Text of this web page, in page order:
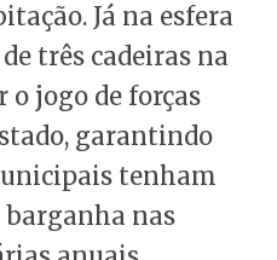
Já na esfera
três cadeiras na
jogo de forças
garantindo
tenham
barganha nas